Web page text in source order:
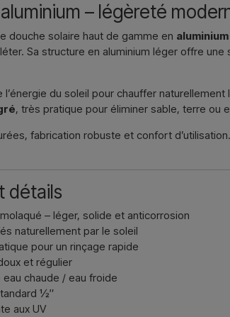
– légèreté
douche solaire haut de gamme en
Sa structure en aluminium léger offre
du soleil pour chauffer
, très pratique pour éliminer sable, terre ou
fabrication robuste et confort
détails
– léger, solide et anticorrosion
naturellement par le soleil
pour un rinçage rapide
et régulier
eau chaude / eau froide
½″
aux UV